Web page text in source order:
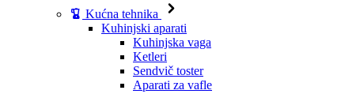
Kućna tehnika
Kuhinjski aparati
Kuhinjska vaga
Ketleri
Sendvič toster
Aparati za vafle